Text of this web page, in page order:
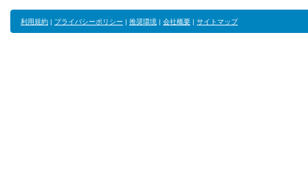
利用規約 | プライバシーポリシー | 推奨環境 | 会社概要 | サイトマップ